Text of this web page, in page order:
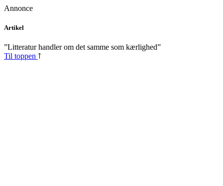
Annonce
Skip
content
Artikel
”Litteratur handler om det samme som kærlighed”
Til toppen